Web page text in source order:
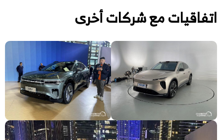
اتفاقيات مع شركات أخرى